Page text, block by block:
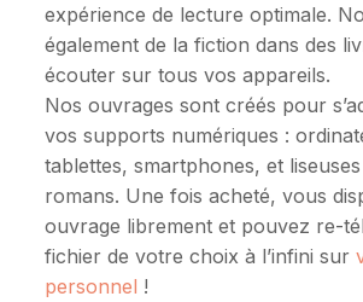
expérience de lecture optimale.
également de la fiction dans des
écouter sur tous vos appareils.
Nos ouvrages sont créés pour
vos supports numériques :
tablettes, smartphones, et
romans. Une fois acheté, vous
ouvrage librement et pouvez re-
fichier de votre choix à l’infini sur
personnel !